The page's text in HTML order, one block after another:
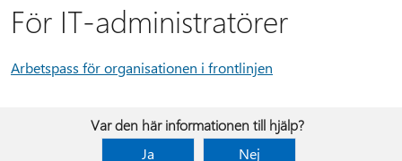
För IT-administratörer
Arbetspass för organisationen i frontlinjen
Var den här informationen till hjälp?
Ja
Nej